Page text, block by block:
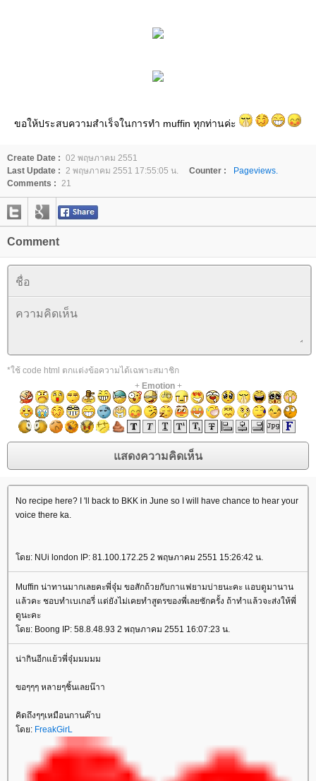
ขอให้ประสบความสำเร็จในการทำ muffin ทุกท่านค่ะ
Create Date : 02 พฤษภาคม 2551
Last Update : 2 พฤษภาคม 2551 17:55:05 น. Counter :
Pageviews.
Comments : 21
Comment
*ใช้ code html ตกแต่งข้อความได้เฉพาะสมาชิก
+ Emotion+
No recipe here? I 'll back to BKK in June so I will have chance to hear your
voice there ka.
โดย: NUi london IP: 81.100.172.25 2 พฤษภาคม 2551 15:26:42 น.
Muffin น่าทานมากเลยคะพี่จุ๋ม ขอสักถ้วยกับกาแฟยามบ่ายนะคะ แอบดูมานาน
แล้วคะ ชอบทำเบเกอรี่ แต่ยังไม่เคยทำสูตรของพี่เลยซักครั้ง ถ้าทำแล้วจะส่งให้พี่
ดูนะคะ
โดย: Boong IP: 58.8.48.93 2 พฤษภาคม 2551 16:07:23 น.
น่ากินอีกแย้วพี่จุ๋มมมมม
ขอๆๆๆ หลายๆชิ้นเลยน๊าา
คิดถึงๆๆเหมือนกานค๊าบ
โดย: FreakGirL